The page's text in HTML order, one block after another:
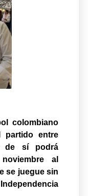
colombiano
partido entre
de sí podrá
al
se juegue sin